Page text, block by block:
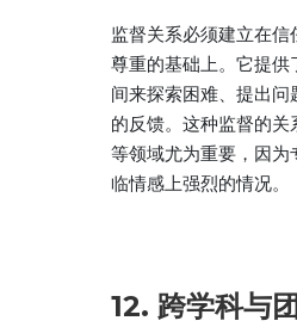
监督关系必须建立在信
尊重的基础上。它提供
间来探索困难、提出问
的反馈。这种监督的关
等领域尤为重要，因为
临情感上强烈的情况。
12. 跨学科与